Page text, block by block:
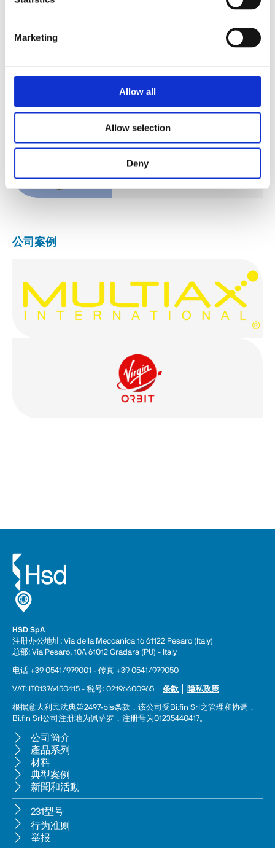
Marketing
Allow all
Allow selection
Deny
HST610 DS
HST610 MS
公司案例
HSD SpA
注册办公地址: Via della Meccanica 16 61122 Pesaro (Italy)
总部: Via Pesaro, 10A 61012 Gradara (PU) - Italy
电话 +39 0541/979001 - 传真 +39 0541/979050
VAT: IT01376450415 - 税号: 02196600965 │ 条款 隐私政策
根据意大利民法典第2497-bis条款，该公司受Bi.fin Srl之管理和协调，
Bi.fin Srl公司注册地为佩萨罗，注册号为01235440417。
公司簡介
產品系列
材料
典型案例
新聞和活動
231型号
行为准则
举报